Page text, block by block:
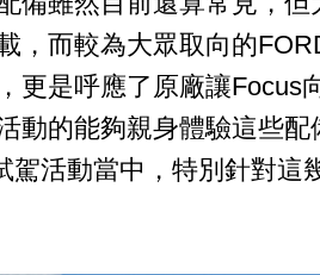
，而較為大眾取向的
更是呼應了原廠讓Focus
動的能夠親身體驗這些
駕活動當中，特別針對這